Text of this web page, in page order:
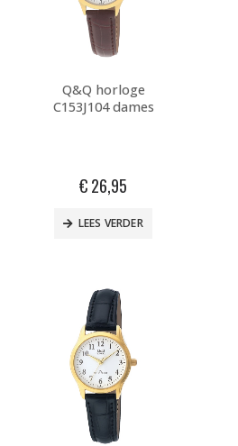
Q&Q horloge
C153J104 dames
€26,95
LEES VERDER